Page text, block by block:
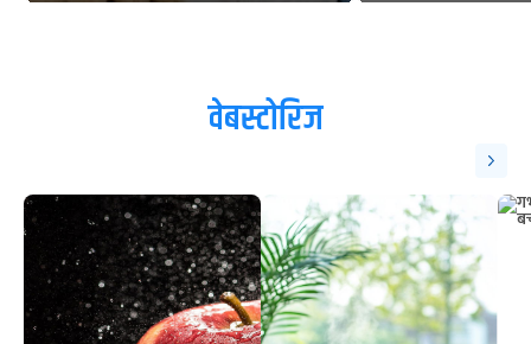
वेबस्टोरिज